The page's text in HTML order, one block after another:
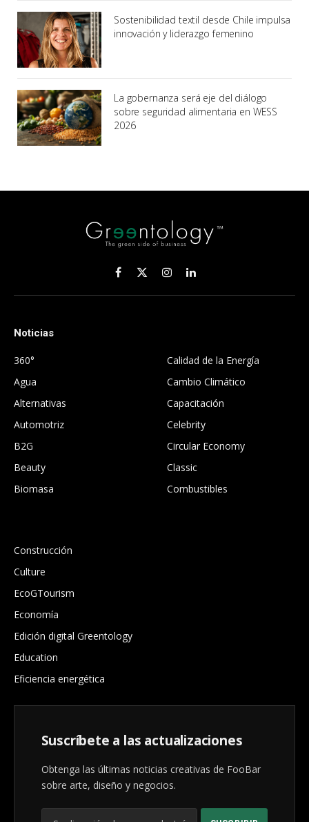
Sostenibilidad textil desde Chile impulsa
innovación y liderazgo femenino
La gobernanza será eje del diálogo
sobre seguridad alimentaria en WESS
2026
Facebook
X
(Twitter)
InstagramLinkedIn
Noticias
360°
Agua
Alternativas
Automotriz
B2G
Beauty
Biomasa
Calidad de la Energía
Cambio Climático
Capacitación
Celebrity
Circular Economy
Classic
Combustibles
Construcción
Culture
EcoGTourism
Economía
Edición digital Greentology
Education
Eficiencia energética
Suscríbete a las actualizaciones
Obtenga las últimas noticias creativas de FooBar
sobre arte, diseño y negocios.